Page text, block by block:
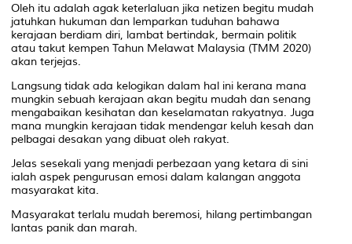
Oleh itu adalah agak keterlaluan jika netizen begitu mudah
jatuhkan hukuman dan lemparkan tuduhan bahawa
kerajaan berdiam diri, lambat bertindak, bermain politik
atau takut kempen Tahun Melawat Malaysia (TMM 2020)
akan terjejas.
Langsung tidak ada kelogikan dalam hal ini kerana mana
mungkin sebuah kerajaan akan begitu mudah dan senang
mengabaikan kesihatan dan keselamatan rakyatnya. Juga
mana mungkin kerajaan tidak mendengar keluh kesah dan
pelbagai desakan yang dibuat oleh rakyat.
Jelas sesekali yang menjadi perbezaan yang ketara di sini
ialah aspek pengurusan emosi dalam kalangan anggota
masyarakat kita.
Masyarakat terlalu mudah beremosi, hilang pertimbangan
lantas panik dan marah.